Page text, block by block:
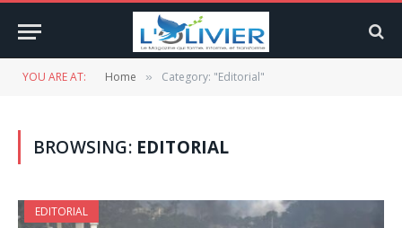
YOU ARE AT: Home » Category: "Editorial"
BROWSING: EDITORIAL
EDITORIAL